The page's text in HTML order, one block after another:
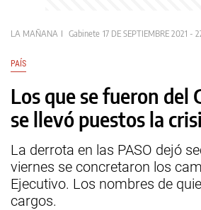
LA MAÑANA Gabinete 17 DE SEPTIEMBRE 2021 -
PAÍS
Los que se fueron del
se llevó puestos la
La derrota en las PASO dejó
viernes se concretaron los
Ejecutivo. Los nombres de
cargos.